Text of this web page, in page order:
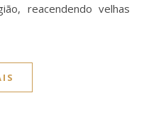
reacendendo velhas